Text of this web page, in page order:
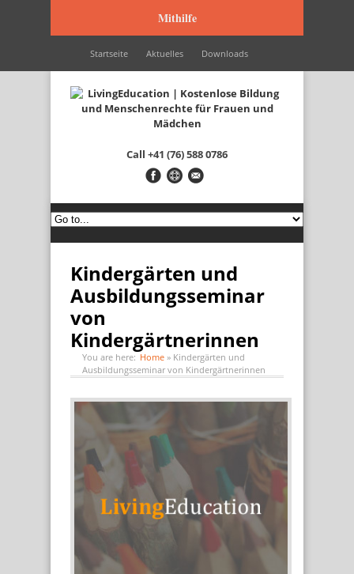
Mithilfe
Startseite Aktuelles Downloads
Wir werden unterstützt durch… Kontakt Italiano
Français English
Call +41 (76) 588 0786
Kindergärten und
Ausbildungsseminar
von
Kindergärtnerinnen
You are here: Home » Kindergärten und
Ausbildungsseminar von Kindergärtnerinnen